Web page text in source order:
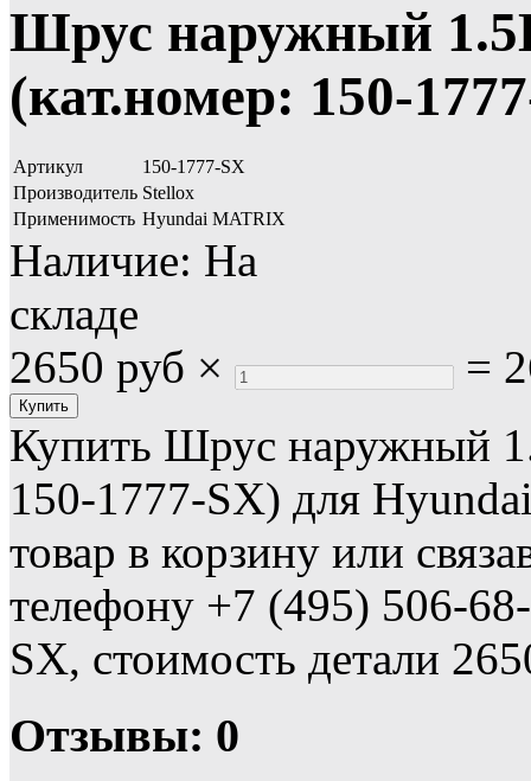
Шрус наружный
(кат.номер: 150-
Артикул
150-1777-SX
Производитель Stellox
Применимость Hyundai MATRIX
Наличие: На
складе
2650 руб × =
Купить Шрус наружный
150-1777-SX) для
товар в корзину или
телефону +7 (495) 506-
SX, стоимость детали
Отзывы: 0